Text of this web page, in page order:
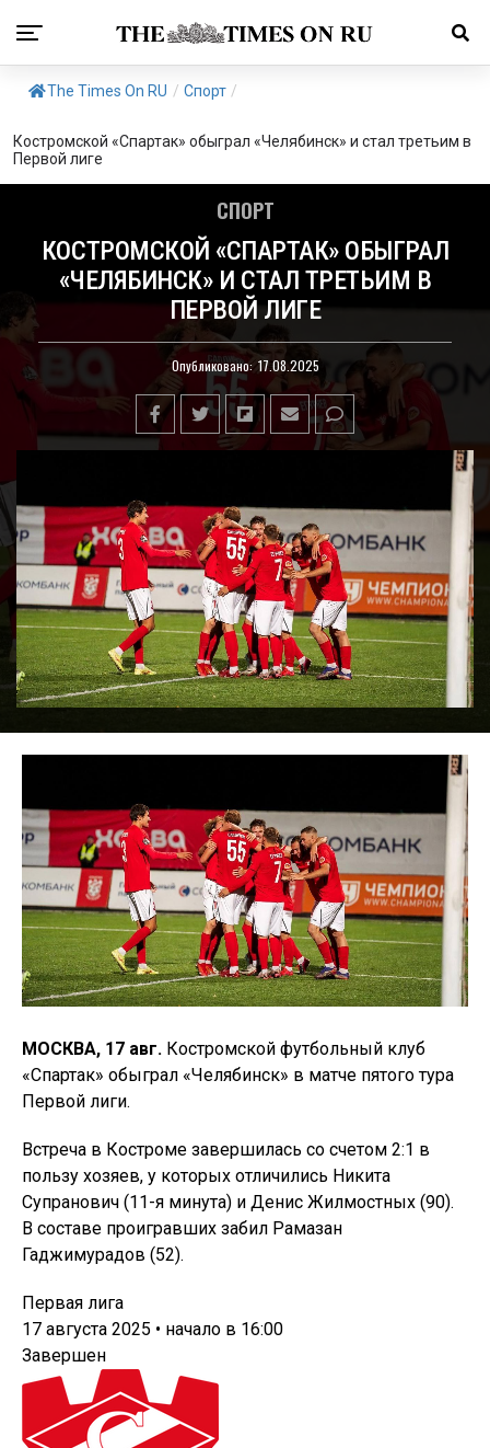
The Times On RU / Спорт /
Костромской «Спартак» обыграл «Челябинск» и стал третьим в
Первой лиге
СПОРТ
КОСТРОМСКОЙ «СПАРТАК» ОБЫГРАЛ
«ЧЕЛЯБИНСК» И СТАЛ ТРЕТЬИМ В
ПЕРВОЙ ЛИГЕ
Опубликовано: 17.08.2025
МОСКВА, 17 авг. Костромской футбольный клуб
«Спартак» обыграл «Челябинск» в матче пятого тура
Первой лиги.
Встреча в Костроме завершилась со счетом 2:1 в
пользу хозяев, у которых отличились Никита
Супранович (11-я минута) и Денис Жилмостных (90).
В составе проигравших забил Рамазан
Гаджимурадов (52).
Первая лига
17 августа 2025 • начало в 16:00
Завершен